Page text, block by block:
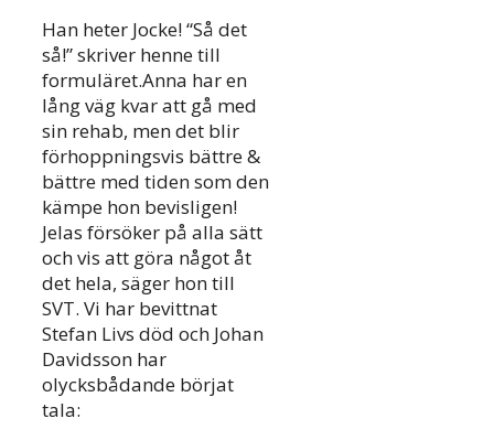
Han heter Jocke! “Så det
så!” skriver henne till
formuläret.Anna har en
lång väg kvar att gå med
sin rehab, men det blir
förhoppningsvis bättre &
bättre med tiden som den
kämpe hon bevisligen!
Jelas försöker på alla sätt
och vis att göra något åt
det hela, säger hon till
SVT. Vi har bevittnat
Stefan Livs död och Johan
Davidsson har
olycksbådande börjat
tala: